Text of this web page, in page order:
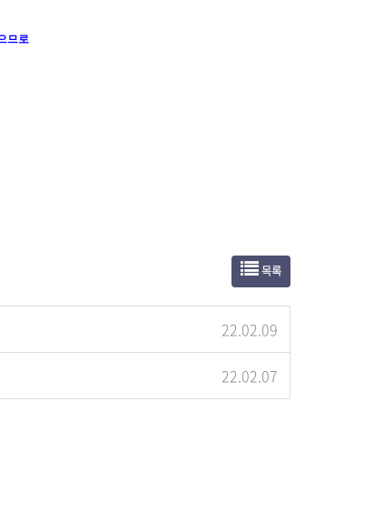
므로
목록
22.02.09
22.02.07